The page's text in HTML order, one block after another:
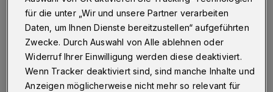
med. Petra Thürmann (stellvertretende
ärztliche Direktorin am Helios
Universitätsklinikum Wuppertal und
Vizepräsidentin an der Universität
Witten/Herdecke).
für die unter „Wir und unsere Partner verarbeiten
Daten, um Ihnen Dienste bereitzustellen“ aufgeführten
Zwecke. Durch Auswahl von Alle ablehnen oder
Widerruf Ihrer Einwilligung werden diese deaktiviert.
Wenn Tracker deaktiviert sind, sind manche Inhalte und
Anzeigen möglicherweise nicht mehr so relevant für